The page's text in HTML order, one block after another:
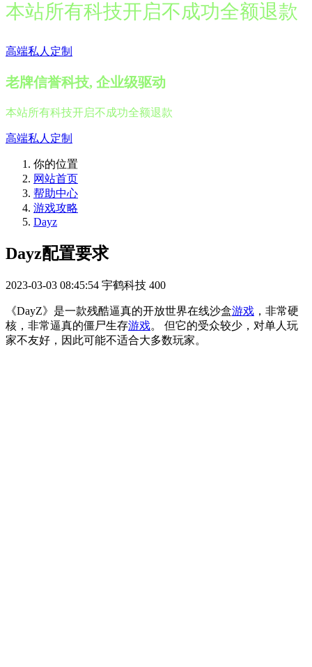
本站所有科技开启不成功全额退款
高端私人定制
老牌信誉科技, 企业级驱动
本站所有科技开启不成功全额退款
高端私人定制
你的位置
网站首页
帮助中心
游戏攻略
Dayz
Dayz配置要求
2023-03-03 08:45:54 宇鹤科技 400
《DayZ》是一款残酷逼真的开放世界在线沙盒游戏 ，非常硬
核，非常逼真的僵尸生存游戏。 但它的受众较少，对单人玩
家不友好，因此可能不适合大多数玩家。